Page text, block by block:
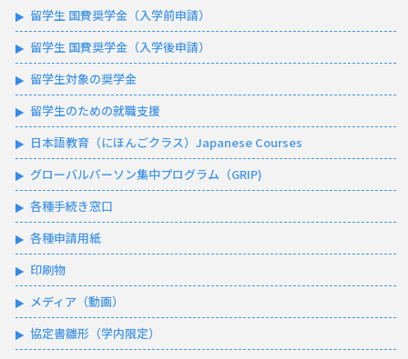
留学生 国費奨学金（入学前申請）
留学生 国費奨学金（入学後申請）
留学生対象の奨学金
留学生のための就職支援
日本語教育（にほんごクラス）Japanese Courses
グローバルパーソン集中プログラム（GRIP)
各種手続き窓口
各種申請用紙
印刷物
メディア（動画）
協定書雛形（学内限定）